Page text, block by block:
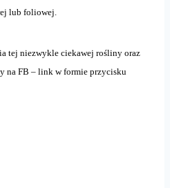
lub foliowej.
tej niezwykle ciekawej rośliny oraz
na FB – link w formie przycisku